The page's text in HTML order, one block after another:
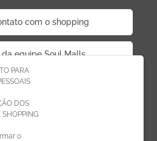
PARA
DOS
o
com o shopping
da equipe Soul Malls
equipe West Plaza
de privacidade